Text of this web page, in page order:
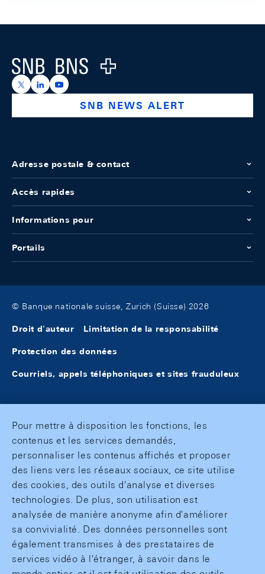
Logo
https://x.com/snb_bns
https://ch.linkedin.com/company/swiss-national-
https://www.youtube.com/@swissnationalbank
SNB NEWS ALERT
Adresse postale & contact
Accès rapides
Informations pour
Portails
© Banque nationale suisse, Zurich (Suisse) 2026
Droit d'auteur Limitation de la responsabilité
Protection des données
Courriels, appels téléphoniques et sites frauduleux
Pour mettre à disposition les fonctions, les
contenus et les services demandés,
personnaliser les contenus affichés et proposer
des liens vers les réseaux sociaux, ce site utilise
des cookies, des outils d'analyse et diverses
technologies. De plus, son utilisation est
analysée de manière anonyme afin d'améliorer
sa convivialité. Des données personnelles sont
également transmises à des prestataires de
services vidéo à l'étranger, à savoir dans le